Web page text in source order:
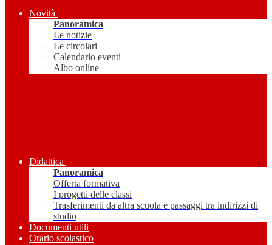
Novità
Panoramica
Le notizie
Le circolari
Calendario eventi
Albo online
Didattica
Panoramica
Offerta formativa
I progetti delle classi
Trasferimenti da altra scuola e passaggi tra indirizzi di
studio
Documenti utili
Orario scolastico